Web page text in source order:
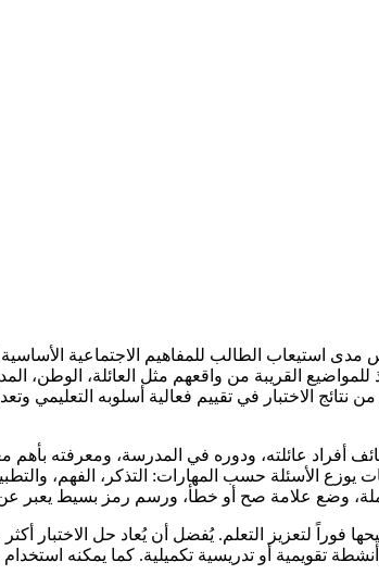
استيعاب الطالب للمفاهيم الاجتماعية الأساسية
القريبة من واقعهم مثل العائلة، الوطن،
نتائج الاختبار في تقييم فعالية أسلوبه
أفراد عائلته، ودوره في المدرسة، ومعرفته
يوزع الأسئلة حسب المهارات: التذكر، الفهم،
وضع علامة صح أو خطأ، ورسم رمز بسيط يعبر
فوراً لتعزيز التعلم. يُفضل أن يُعاد حل الاختبار
تقويمية أو تدريسية تكميلية. كما يمكنه استخدام